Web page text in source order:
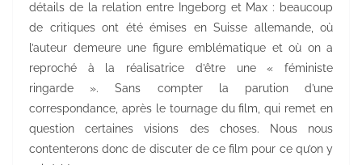
détails de la relation entre Ingeborg et Max : beaucoup
de critiques ont été émises en Suisse allemande, où
l’auteur demeure une figure emblématique et où on a
reproché à la réalisatrice d’être une « féministe
ringarde ». Sans compter la parution d’une
correspondance, après le tournage du film, qui remet en
question certaines visions des choses. Nous nous
contenterons donc de discuter de ce film pour ce qu’on y